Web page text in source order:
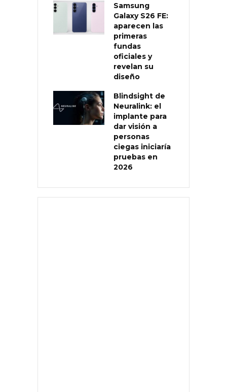
Samsung
Galaxy S26 FE:
aparecen las
primeras
fundas
oficiales y
revelan su
diseño
Blindsight de
Neuralink: el
implante para
dar visión a
personas
ciegas iniciaría
pruebas en
2026